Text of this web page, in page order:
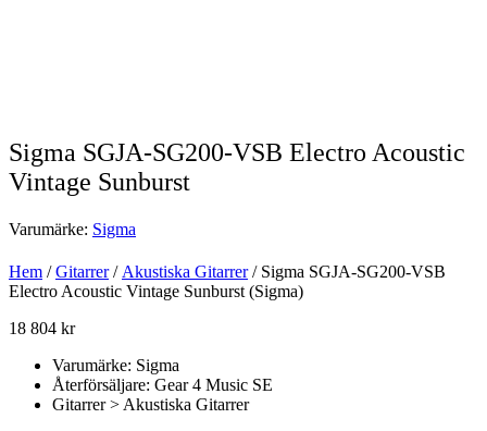
Sigma SGJA-SG200-VSB Electro Acoustic
Vintage Sunburst
Varumärke: Sigma
Hem /Gitarrer/Akustiska Gitarrer/ Sigma SGJA-SG200-VSB
Electro Acoustic Vintage Sunburst (Sigma)
18 804 kr
Varumärke: Sigma
Återförsäljare: Gear 4 Music SE
Gitarrer > Akustiska Gitarrer